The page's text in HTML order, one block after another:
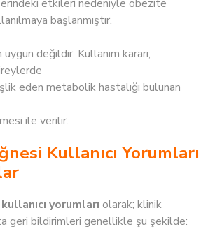
etkileri nedeniyle obezite
başlanmıştır.
değildir. Kullanım kararı;
eden metabolik hastalığı bulunan
ile verilir.
Kullanıcı Yorumları
yorumları olarak; klinik
geri bildirimleri genellikle şu şekilde: